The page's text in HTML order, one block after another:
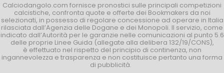
Calciodangolo.com fornisce pronostici sulle principali competizioni
calcistiche, confronta quote e offerte dei Bookmakers da noi
selezionati, in possesso di regolare concessione ad operare in Italia
rilasciata dall’Agenzia delle Dogane e dei Monopoli. Il servizio, come
indicato dall’Autorità per le garanzie nelle comunicazioni al punto 5.6
delle proprie Linee Guida (allegate alla delibera 132/19/CONS),
è effettuato nel rispetto del principio di continenza, non
ingannevolezza e trasparenza e non costituisce pertanto una forma
di pubblicità.